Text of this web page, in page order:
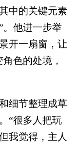
中的关键元素
。他进一步举
开一扇窗，让
色的处境，
细节整理成草
“很多人把玩
我觉得，主人